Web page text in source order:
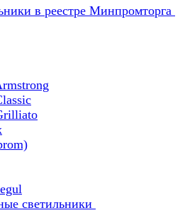
в реестре Минпромторга
светильники